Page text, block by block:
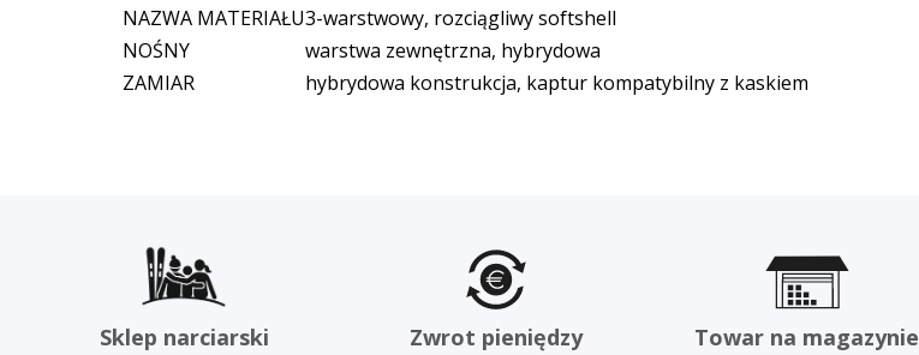
NAZWA MATERIAŁU3-warstwowy, rozciągliwy softshell
NOŚNY
warstwa zewnętrzna, hybrydowa
ZAMIAR
hybrydowa konstrukcja, kaptur kompatybilny z kaskiem
Sklep narciarski Zwrot pieniędzy Towar na magazynie